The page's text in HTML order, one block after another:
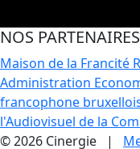
NOS PARTENAIRES
Maison de la Francité
Administration
francophone
l'Audiovisuel de la
© 2026 Cinergie |